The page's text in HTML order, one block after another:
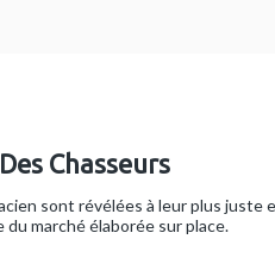
Chasseurs
sont révélées à leur plus
du marché élaborée sur place.